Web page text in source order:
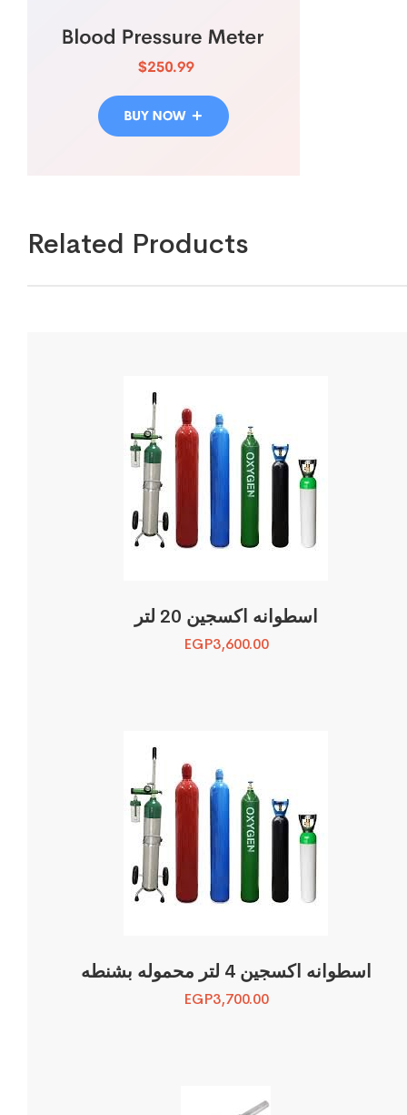
Related Products
اسطوانه اكسجين 20 لتر
EGP3,600.00
اسطوانه اكسجين 4 لتر محموله بشنطه
EGP3,700.00